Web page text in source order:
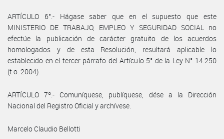
ARTÍCULO 6°.- Hágase saber que en el supuesto que este
MINISTERIO DE TRABAJO, EMPLEO Y SEGURIDAD SOCIAL no
efectúe la publicación de carácter gratuito de los acuerdos
homologados y de esta Resolución, resultará aplicable lo
establecido en el tercer párrafo del Artículo 5° de la Ley N° 14.250
(t.o. 2004).
ARTÍCULO 7º.- Comuníquese, publíquese, dése a la Dirección
Nacional del Registro Oficial y archívese.
Marcelo Claudio Bellotti